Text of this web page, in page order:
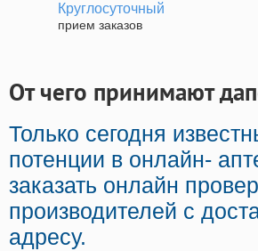
Круглосуточный
прием заказов
От чего принимают
Только сегодня
потенции в онлайн-
заказать онлайн
производителей с
адресу.